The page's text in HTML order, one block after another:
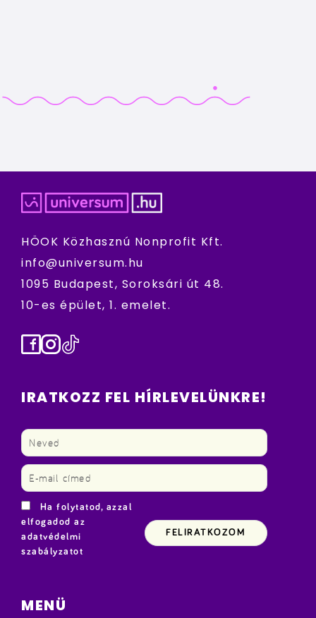
HÖOK Közhasznú Nonprofit Kft.
info@universum.hu
1095 Budapest, Soroksári út 48.
10-es épület, 1. emelet.
Facebook
Instagram
TikTok
IRATKOZZ FEL HÍRLEVELÜNKRE!
Ha folytatod, azzal
elfogadod az
adatvédelmi
szabályzatot
MENÜ